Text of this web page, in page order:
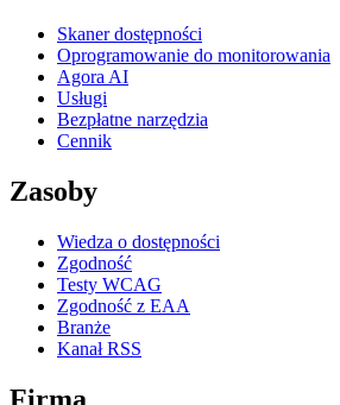
Skaner dostępności
Oprogramowanie do monitorowania
Agora AI
Usługi
Bezpłatne narzędzia
Cennik
Zasoby
Wiedza o dostępności
Zgodność
Testy WCAG
Zgodność z EAA
Branże
Kanał RSS
Firma